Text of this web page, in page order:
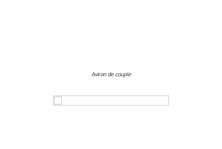
Aviron de couple